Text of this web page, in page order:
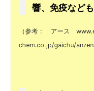
響、免疫など
（参考： アース
chem.co.jp/gaichu/